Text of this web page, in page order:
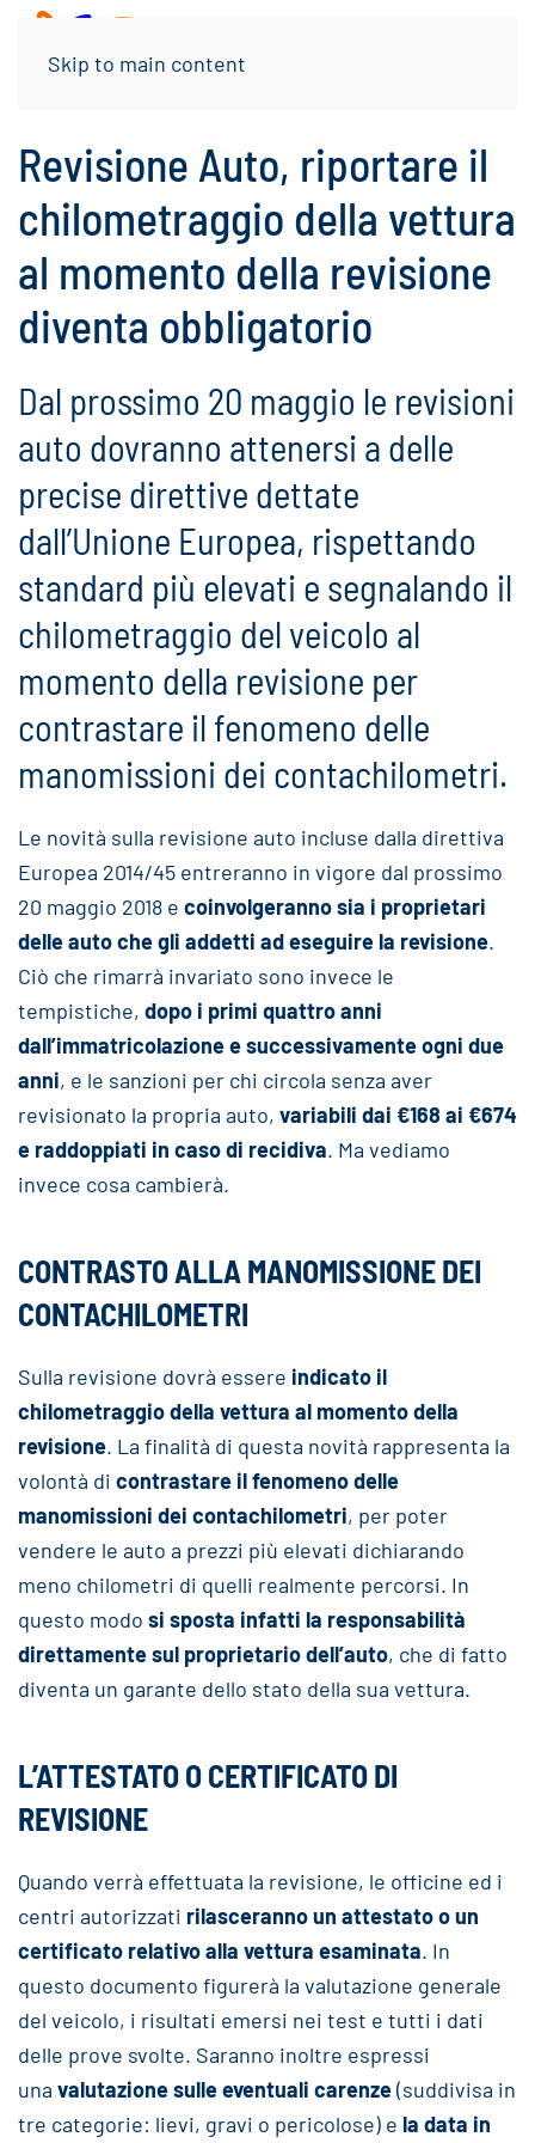
Skip to main content
Revisione Auto, riportare il
chilometraggio della vettura
al momento della revisione
diventa obbligatorio
Dal prossimo 20 maggio le revisioni
auto dovranno attenersi a delle
precise direttive dettate
dall’Unione Europea, rispettando
standard più elevati e segnalando il
chilometraggio del veicolo al
momento della revisione per
contrastare il fenomeno delle
manomissioni dei contachilometri.
Le novità sulla revisione auto incluse dalla direttiva
Europea 2014/45 entreranno in vigore dal prossimo
20 maggio 2018 e coinvolgeranno sia i proprietari
delle auto che gli addetti ad eseguire la revisione.
Ciò che rimarrà invariato sono invece le
tempistiche, dopo i primi quattro anni
dall’immatricolazione e successivamente ogni due
anni, e le sanzioni per chi circola senza aver
revisionato la propria auto, variabili dai €168 ai €674
e raddoppiati in caso di recidiva. Ma vediamo
invece cosa cambierà.
CONTRASTO ALLA MANOMISSIONE DEI
CONTACHILOMETRI
Sulla revisione dovrà essere indicato il
chilometraggio della vettura al momento della
revisione. La finalità di questa novità rappresenta la
volontà di contrastare il fenomeno delle
manomissioni dei contachilometri, per poter
vendere le auto a prezzi più elevati dichiarando
meno chilometri di quelli realmente percorsi. In
questo modo si sposta infatti la responsabilità
direttamente sul proprietario dell’auto, che di fatto
diventa un garante dello stato della sua vettura.
L’ATTESTATO O CERTIFICATO DI
REVISIONE
Quando verrà effettuata la revisione, le officine ed i
centri autorizzati rilasceranno un attestato o un
certificato relativo alla vettura esaminata. In
questo documento figurerà la valutazione generale
del veicolo, i risultati emersi nei test e tutti i dati
delle prove svolte. Saranno inoltre espressi
una valutazione sulle eventuali carenze(suddivisa in
tre categorie: lievi, gravi o pericolose) e la data in